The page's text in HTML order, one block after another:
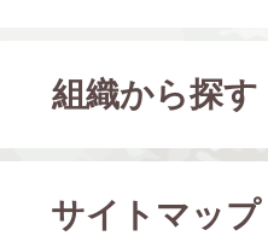
組織から探す
サイトマップ